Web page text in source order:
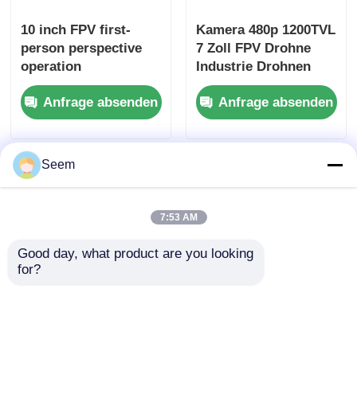
10 inch FPV first-
person perspective
operation
Anfrage absenden
Kamera 480p 1200TVL
7 Zoll FPV Drohne
Industrie Drohnen
Vier Achsen
Anfrage absenden
Seem
7:53 AM
Good day, what product are you looking
for?